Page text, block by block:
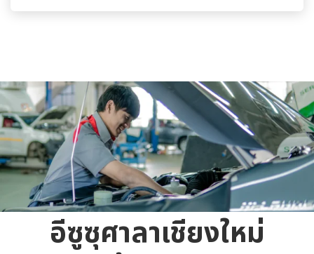
อีซูซุศาลาเชียงใหม่